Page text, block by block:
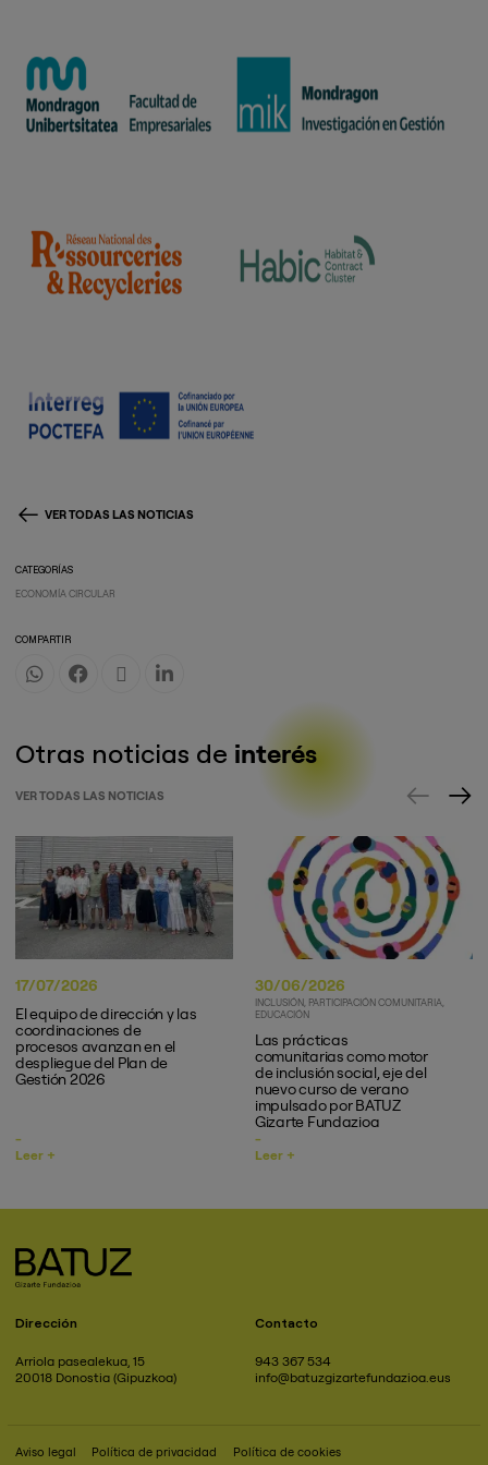
VER TODAS LAS NOTICIAS
CATEGORÍAS
ECONOMÍA CIRCULAR
COMPARTIR
Otras noticias de interés
VER TODAS LAS NOTICIAS
17/07/2026
El equipo de dirección y las
coordinaciones de
procesos avanzan en el
despliegue del Plan de
Gestión 2026
Leer +
30/06/2026
INCLUSIÓN
PARTICIPACIÓN COMUNITARIA
EDUCACIÓN
Las prácticas
comunitarias como motor
de inclusión social, eje del
nuevo curso de verano
impulsado por BATUZ
Gizarte Fundazioa
Leer +
Dirección
Arriola pasealekua, 15
20018 Donostia (Gipuzkoa)
Contacto
943 367 534
info@batuzgizartefundazioa.eus
Aviso legal Política de privacidad Política de cookies